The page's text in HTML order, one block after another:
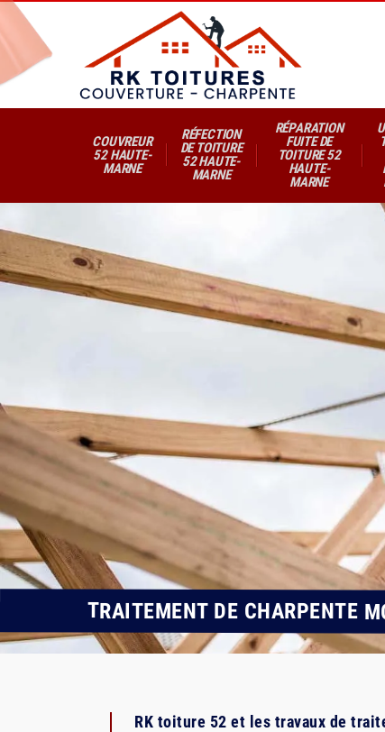
COUVREUR
52 HAUTE-
MARNE
RÉFECTION
DE TOITURE
52 HAUTE-
MARNE
RÉPARATION
FUITE DE
TOITURE 52
HAUTE-
MARNE
TRAITEMENT DE CHARPENTE
RK toiture 52 et les travaux de